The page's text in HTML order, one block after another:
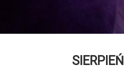
SIERPIEŃ